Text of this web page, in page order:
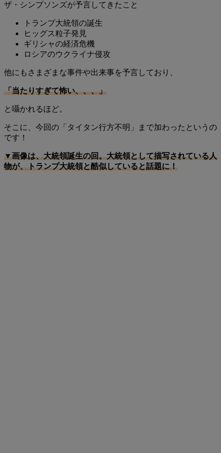
ザ・シンプソンズが予言してきたこと
トランプ大統領の誕生
ヒッグス粒子発見
ギリシャの経済危機
ロシアのウクライナ侵攻
他にもさまざまな事件や出来事を予言しており、
「当たりすぎて怖い、、、」
と囁かれるほど。
そこに、今回の「タイタン行方不明」まで加わったというの
です！
▼画像は、大統領誕生の回。大統領として描写されている人
物が、トランプ大統領と酷似していると話題に！